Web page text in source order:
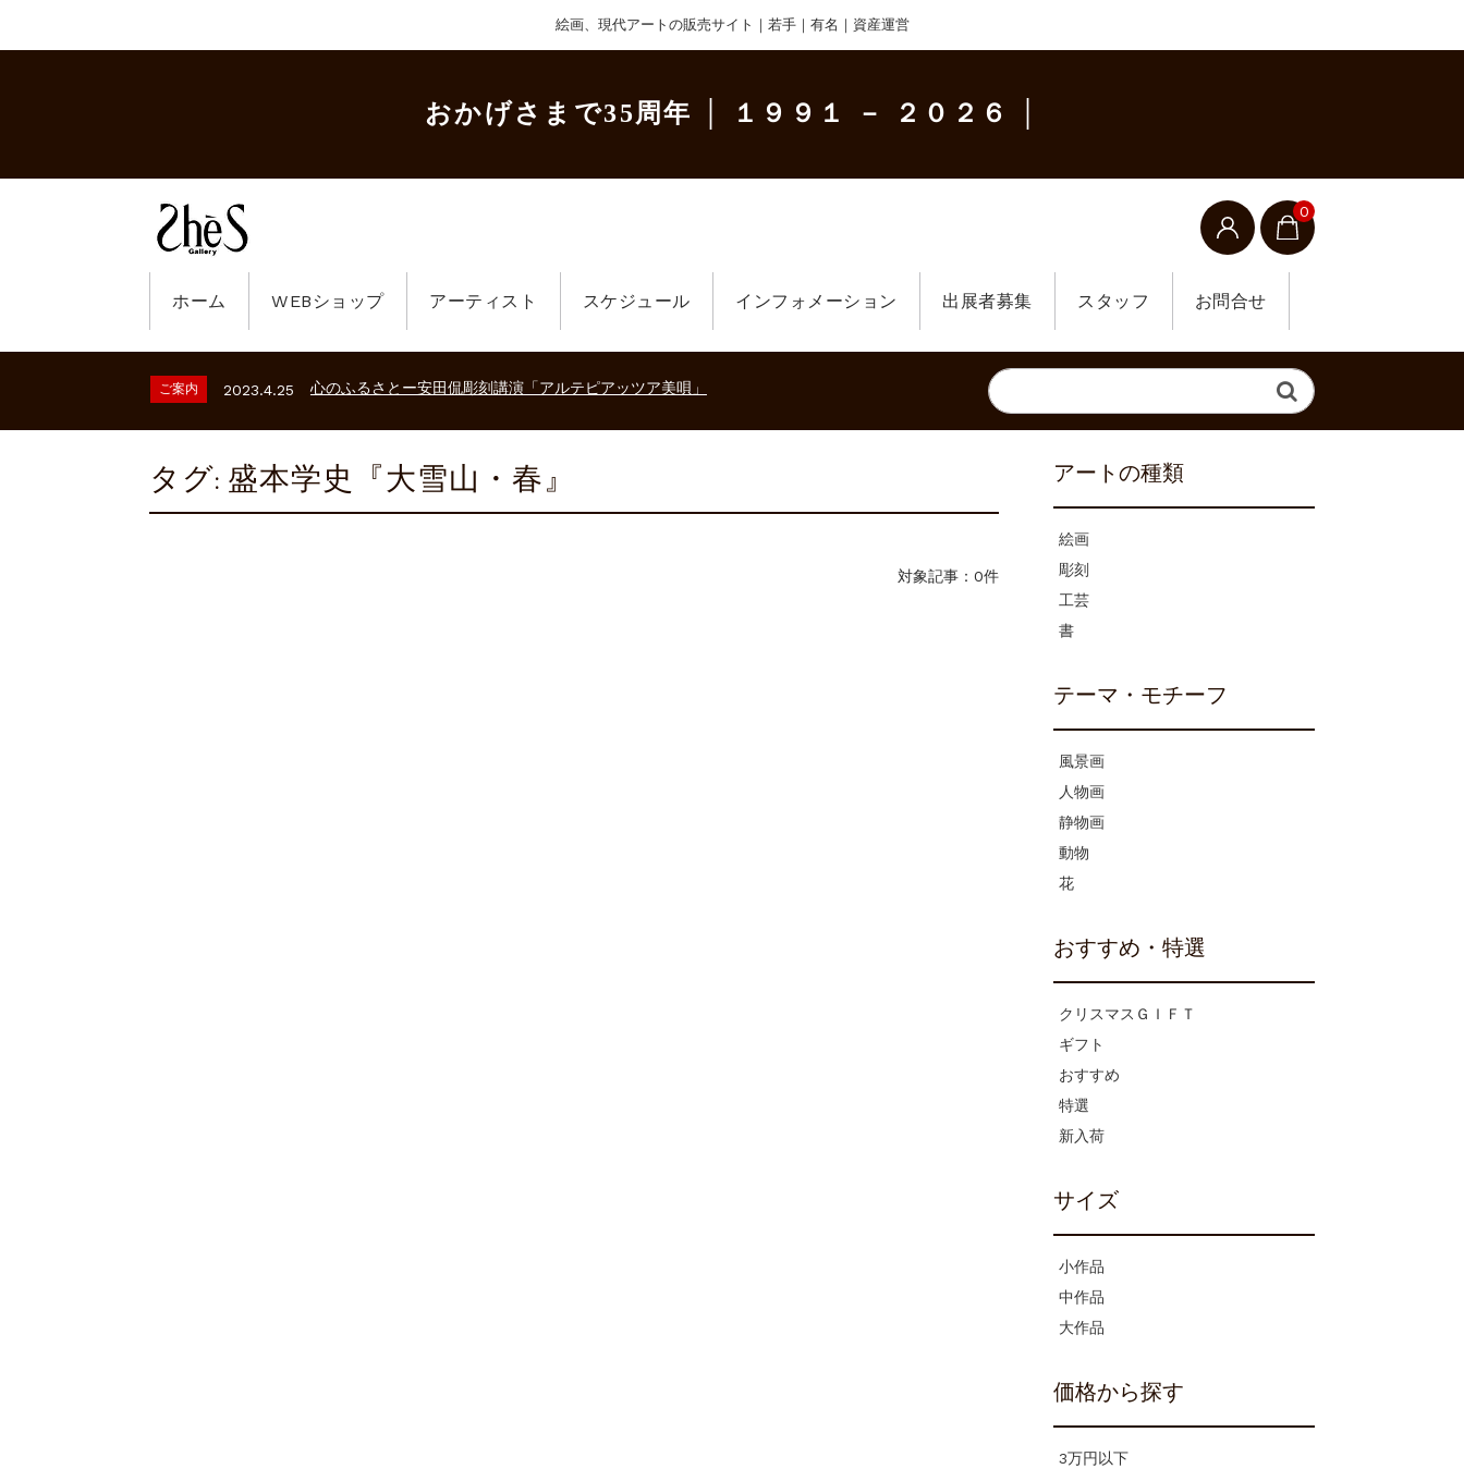
絵画、現代アートの販売サイト｜若手｜有名｜資産運営
おかげさまで35周年 │ １９９１ － ２０２６ │
0
ホーム WEBショップ アーティスト スケジュール インフォメーション 出展者募集 スタッフ お問合せ
ご案内 2023.2.25 ギャラリーシーズ「秋の美術散歩 京都・大阪 ～二都物語～」
2026.2.17 砂澤ビッキ展 －砂澤ビッキの生きた時代－
ご案内 2023.2.25 ギャラリーシーズ「秋の美術散歩 京都・大阪 ～二都物語～」
ご案内 2023.2.25 ギャラリーシーズ「秋の美術散歩 京都・大阪 ～二都物語～」
タグ:盛本学史『大雪山・春』
対象記事：0件
アートの種類
絵画
彫刻
工芸
書
テーマ・モチーフ
風景画
人物画
静物画
動物
花
おすすめ・特選
クリスマスＧＩＦＴ
ギフト
おすすめ
特選
新入荷
サイズ
小作品
中作品
大作品
価格から探す
3万円以下